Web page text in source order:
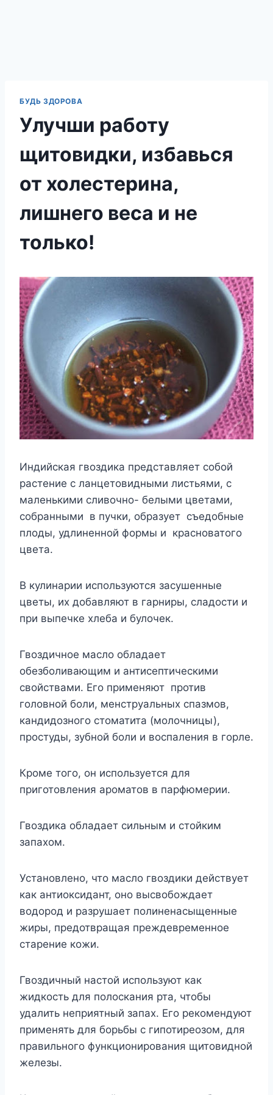
БУДЬ ЗДОРОВА
Улучши работу
щитовидки, избавься
от холестерина,
лишнего веса и не
только!
Индийская гвоздика представляет собой
растение с ланцетовидными листьями, с
маленькими сливочно- белыми цветами,
собранными в пучки, образует съедобные
плоды, удлиненной формы и красноватого
цвета.
В кулинарии используются засушенные
цветы, их добавляют в гарниры, сладости и
при выпечке хлеба и булочек.
Гвоздичное масло обладает
обезболивающим и антисептическими
свойствами. Его применяют против
головной боли, менструальных спазмов,
кандидозного стоматита (молочницы),
простуды, зубной боли и воспаления в горле.
Кроме того, он используется для
приготовления ароматов в парфюмерии.
Гвоздика обладает сильным и стойким
запахом.
Установлено, что масло гвоздики действует
как антиоксидант, оно высвобождает
водород и разрушает полиненасыщенные
жиры, предотвращая преждевременное
старение кожи.
Гвоздичный настой используют как
жидкость для полоскания рта, чтобы
удалить неприятный запах. Его рекомендуют
применять для борьбы с гипотиреозом, для
правильного функционирования щитовидной
железы.